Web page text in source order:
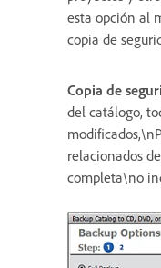
esta opción al
copia de
Copia de
del catálogo,
relacionados
completa\no